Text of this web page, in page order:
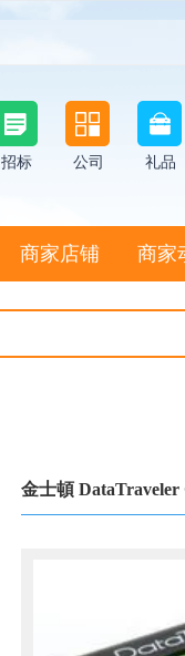
招标 公司 礼品
商家店铺 商家
金士頓 DataTraveler